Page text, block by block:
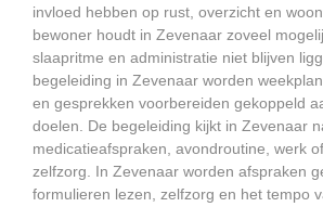
invloed hebben op rust, overzicht en
bewoner houdt in Zevenaar zoveel
slaapritme en administratie niet blijven
begeleiding in Zevenaar worden
en gesprekken voorbereiden gekoppeld
doelen. De begeleiding kijkt in Zevenaar
medicatieafspraken, avondroutine, werk
zelfzorg. In Zevenaar worden afspraken
formulieren lezen, zelfzorg en het tempo